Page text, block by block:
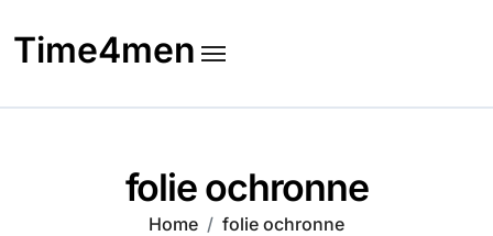
to
content
Time4men
folie ochronne
Home folie ochronne